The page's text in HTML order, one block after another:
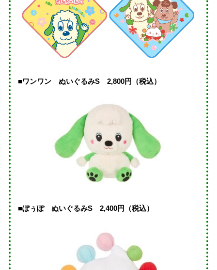
■ワンワン ぬいぐるみS 2,800円（税込）
■ぽぅぽ ぬいぐるみS 2,400円（税込）